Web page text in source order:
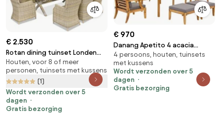
€ 2.530
Rotan dining tuinset Londen
voor 8 personen Garden Point
beige
Houten, voor 8 of meer
personen, tuinsets met kussens
(1)
Wordt verzonden over 5
dagen
Gratis bezorging
€ 970
Danang Apetito 4 acacia
houten tuinmeubelen met
Garden Point poefs
4 persoons, houten, tuinsets
met kussens
Wordt verzonden over 5
dagen
Gratis bezorging